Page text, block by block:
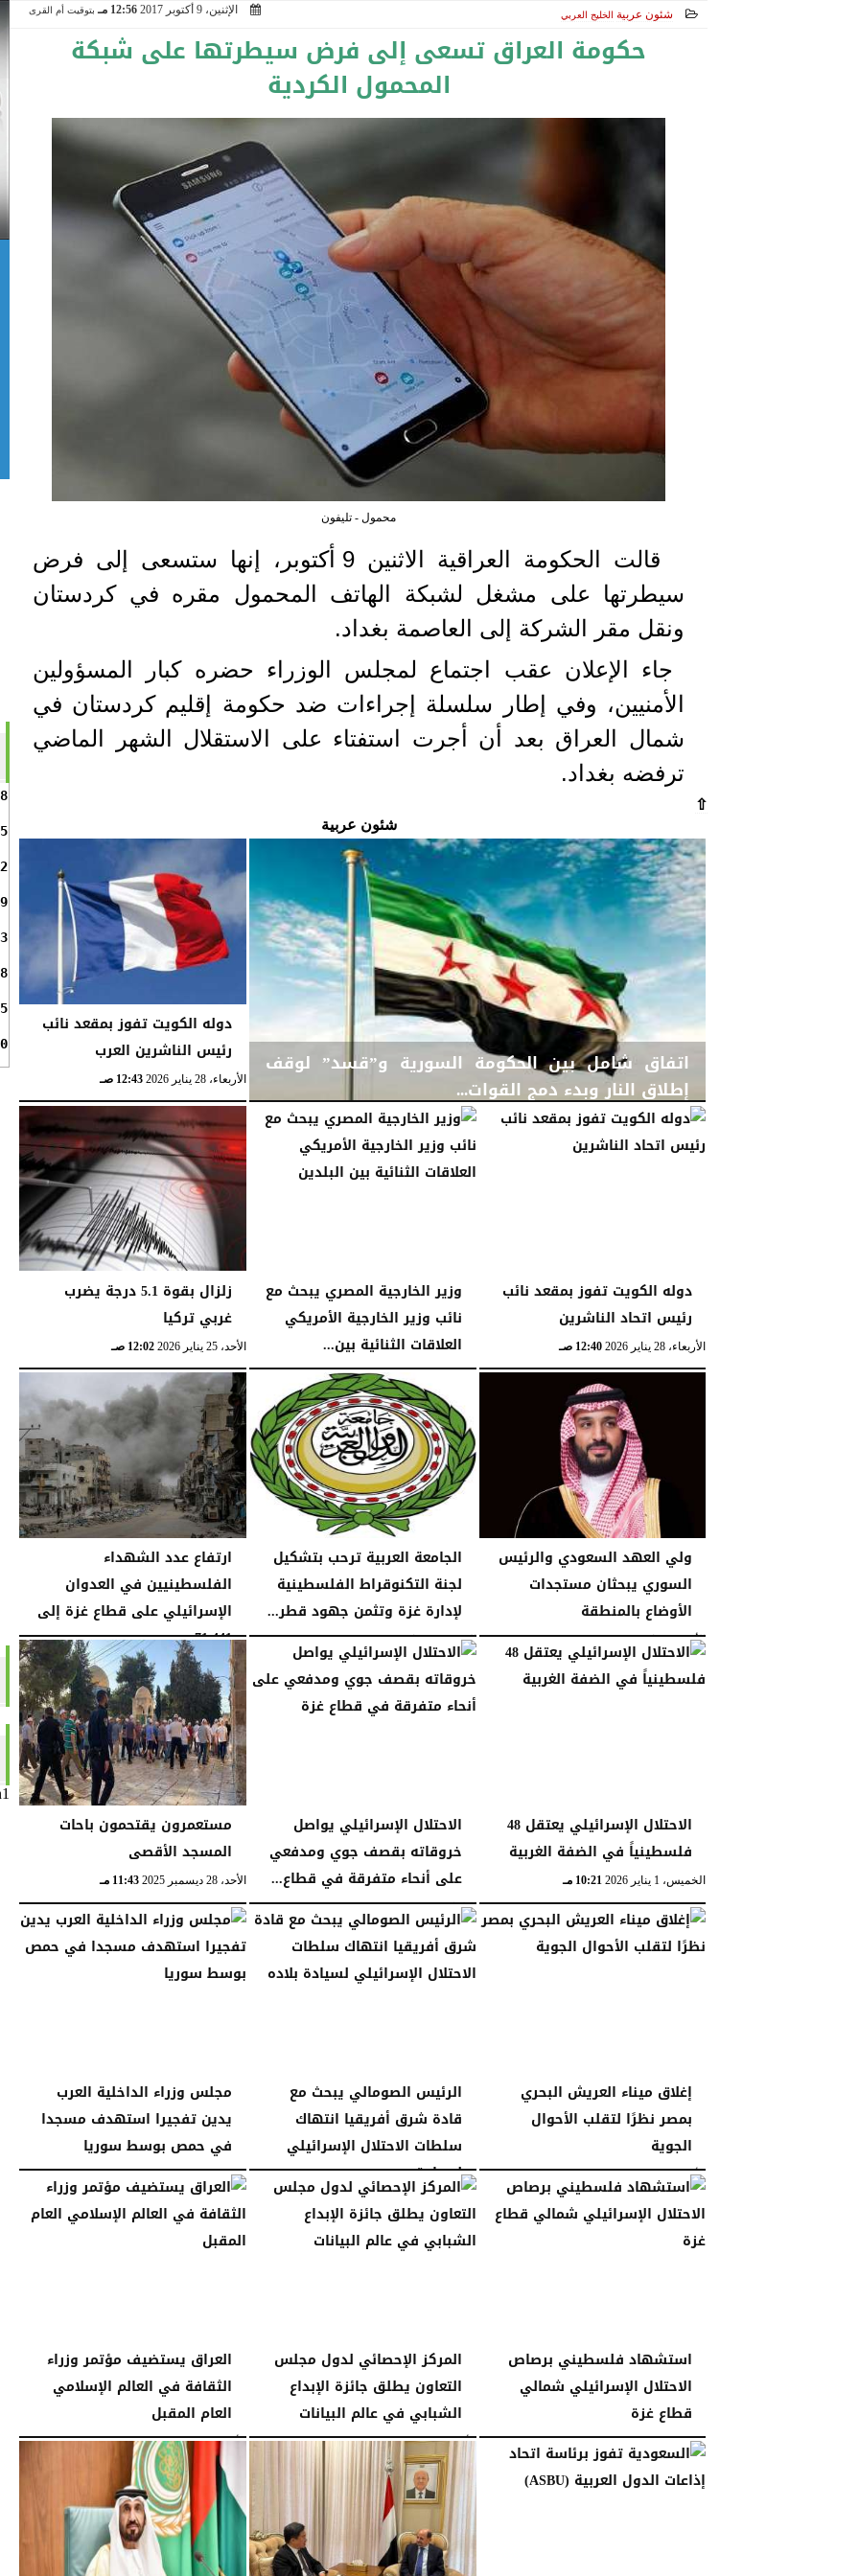
شئون عربية الخليج العربي الإثنين، 9 أكتوبر 2017 12:56 مـ بتوقيت أم القرى
حكومة العراق تسعى إلى فرض سيطرتها على شبكة
المحمول الكردية
محمول - تليفون
قالت الحكومة العراقية الاثنين 9 أكتوبر، إنها ستسعى إلى فرض
سيطرتها على مشغل لشبكة الهاتف المحمول مقره في كردستان
ونقل مقر الشركة إلى العاصمة بغداد.
جاء الإعلان عقب اجتماع لمجلس الوزراء حضره كبار المسؤولين
الأمنيين، وفي إطار سلسلة إجراءات ضد حكومة إقليم كردستان في
شمال العراق بعد أن أجرت استفتاء على الاستقلال الشهر الماضي
ترفضه بغداد.
⇧
شئون عربية
اتفاق شامل بين الحكومة السورية و”قسد” لوقف
إطلاق النار وبدء دمج القوات...
دوله الكويت تفوز بمقعد نائب
رئيس الناشرين العرب
الأربعاء، 28 يناير 2026 12:43 صـ
دوله الكويت تفوز بمقعد نائب
رئيس اتحاد الناشرين
الأربعاء، 28 يناير 2026 12:40 صـ
وزير الخارجية المصري يبحث مع
نائب وزير الخارجية الأمريكي
العلاقات الثنائية بين...
الإثنين، 26 يناير 2026 04:32 مـ
زلزال بقوة 5.1 درجة يضرب
غربي تركيا
الأحد، 25 يناير 2026 12:02 صـ
ولي العهد السعودي والرئيس
السوري يبحثان مستجدات
الأوضاع بالمنطقة
الأحد، 18 يناير 2026 11:43 مـ
الجامعة العربية ترحب بتشكيل
لجنة التكنوقراط الفلسطينية
لإدارة غزة وتثمن جهود قطر...
الجمعة، 16 يناير 2026 09:09 مـ
ارتفاع عدد الشهداء
الفلسطينيين في العدوان
الإسرائيلي على قطاع غزة إلى
71,441...
الجمعة، 16 يناير 2026 12:54 صـ
الاحتلال الإسرائيلي يعتقل 48
فلسطينياً في الضفة الغربية
الخميس، 1 يناير 2026 10:21 مـ
الاحتلال الإسرائيلي يواصل
خروقاته بقصف جوي ومدفعي
على أنحاء متفرقة في قطاع...
الثلاثاء، 30 ديسمبر 2025 11:11 مـ
مستعمرون يقتحمون باحات
المسجد الأقصى
الأحد، 28 ديسمبر 2025 11:43 مـ
إغلاق ميناء العريش البحري
بمصر نظرًا لتقلب الأحوال
الجوية
الأحد، 28 ديسمبر 2025 11:40 مـ
الرئيس الصومالي يبحث مع
قادة شرق أفريقيا انتهاك
سلطات الاحتلال الإسرائيلي
لسيادة...
مجلس وزراء الداخلية العرب
يدين تفجيرا استهدف مسجدا
في حمص بوسط سوريا
الجمعة، 26 ديسمبر 2025 11:19 مـ
استشهاد فلسطيني برصاص
الاحتلال الإسرائيلي شمالي
قطاع غزة
الجمعة، 26 ديسمبر 2025 11:14 مـ
المركز الإحصائي لدول مجلس
التعاون يطلق جائزة الإبداع
الشبابي في عالم البيانات
الأربعاء، 24 ديسمبر 2025 11:17 مـ
العراق يستضيف مؤتمر وزراء
الثقافة في العالم الإسلامي
العام المقبل
الأربعاء، 24 ديسمبر 2025 11:11 مـ